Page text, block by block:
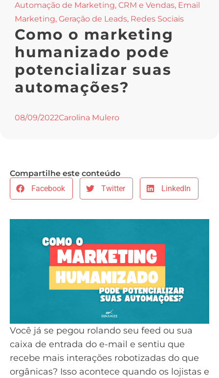
Automação de Marketing, CRM e Vendas, Email
Marketing, Geração de Leads, Redes Sociais
Como o marketing
humanizado pode
potencializar suas
automações?
08/09/2022Carolina Mulero
Compartilhe este conteúdo
Facebook
Twitter LinkedIn
Você já se pegou rolando seu feed ou sua
caixa de entrada do e-mail e sentiu que
recebe mais interações robotizadas do que
orgânicas? Isso acontece quando os lojistas e